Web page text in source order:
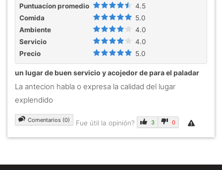
Puntuacíon promedio
4.5
Comida
5.0
Ambiente
4.0
Servicio
4.0
Precio
5.0
un lugar de buen servicio y acojedor de para el paladar
La antecion habla o expresa la calidad del lugar
explendido
Comentarios (0) Fue útil la opinión? 3 0